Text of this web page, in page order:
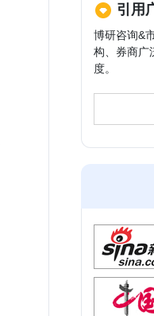
引用
博研咨询&
构、券商广
度。